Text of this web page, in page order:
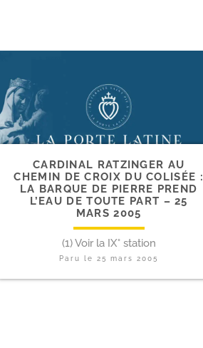
CARDINAL RATZINGER AU
CHEMIN DE CROIX DU COLISÉE :
LA BARQUE DE PIERRE PREND
L’EAU DE TOUTE PART – 25
MARS 2005
(1) Voir la IX° station
Paru le25 mars 2005